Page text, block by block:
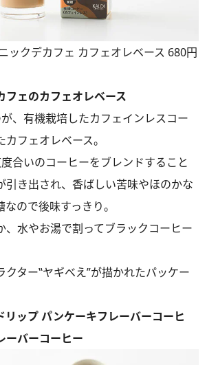
ックデカフェ カフェオレベース 680円
フェのカフェオレベース
、有機栽培したカフェインレスコー
フェオレベース。
合いのコーヒーをブレンドすること
引き出され、香ばしい苦味やほのかな
ので後味すっきり。
水やお湯で割ってブラックコーヒー
ター‟ヤギべえ”が描かれたパッケー
ップ パンケーキフレーバーコーヒ
ーバーコーヒー